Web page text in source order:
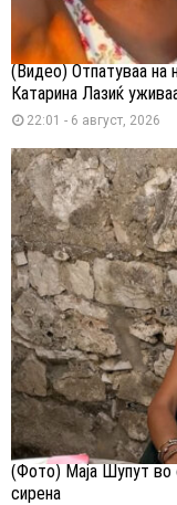
(Видео) Отпатуваа на
Катарина Лазиќ
22:01 - 6 август, 2026
(Фото) Маја Шупут во
сирена